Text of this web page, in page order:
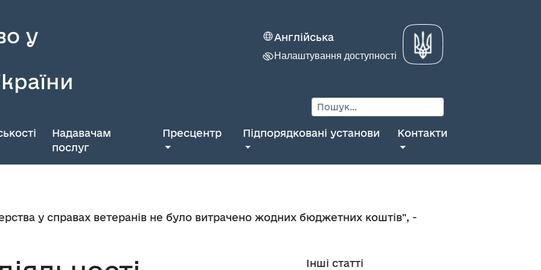
у
Англійська
Налаштування доступності
Надавачам
послуг
Пресцентр Підпорядковані установи Контакти
у справах ветеранів не було витрачено жодних бюджетних коштів", -
Інші статті